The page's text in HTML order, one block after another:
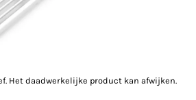
Het daadwerkelijke product kan afwijken.